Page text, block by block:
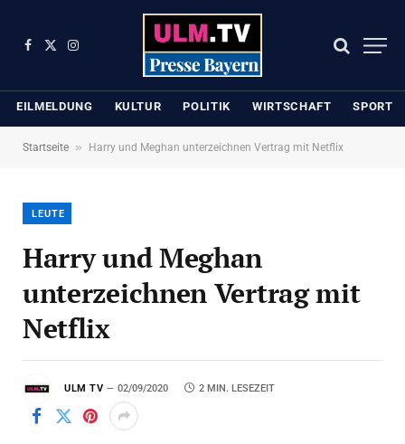
Facebook
X
Instagram
EILMELDUNG KULTUR POLITIK WIRTSCHAFT SPORT
Startseite » Harry und Meghan unterzeichnen Vertrag mit Netflix
LEUTE
Harry und Meghan
unterzeichnen Vertrag mit
Netflix
ULM TV 02/09/2020 2 MIN. LESEZEIT